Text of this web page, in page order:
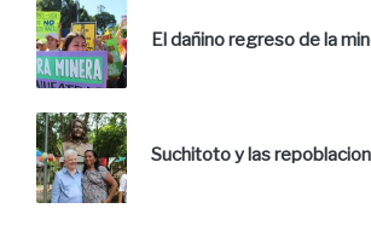
El dañino regreso de la
Suchitoto y las